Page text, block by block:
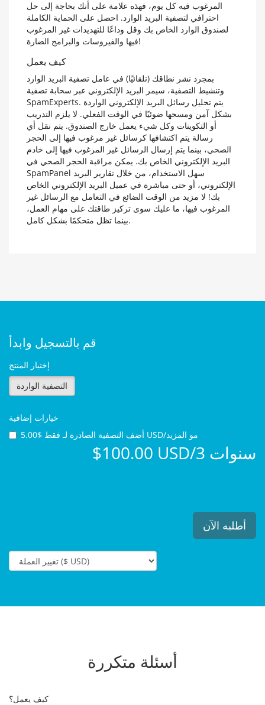
المرغوب فيه كل يوم، فهذه علامة على أنك بحاجة إلى حل
احترافي لتصفية البريد الوارد. احصل على الحماية الكاملة
لصندوق الوارد الخاص بك وقل وداعًا للتهديدات غير المرغوب
فيها والفيروسات والبرامج الضارة!
كيف يعمل
بمجرد نشر نطاقك (تلقائيًا) في عامل تصفية البريد الوارد
وتنشيط التصفية، سيمر البريد الإلكتروني عبر سحابة تصفية
SpamExperts. يتم تحليل رسائل البريد الإلكتروني الواردة
بشكل آمن ومسحها ضوئيًا في الوقت الفعلي. لا يلزم التدريب
أو التكوينات وكل شيء يعمل خارج الصندوق. يتم نقل أي
رسالة يتم اكتشافها كرسائل غير مرغوب فيها إلى الحجر
الصحي، بينما يتم إرسال الرسائل غير المرغوب فيها إلى خادم
البريد الإلكتروني الخاص بك. يمكن مراقبة الحجر الصحي في
SpamPanel سهل الاستخدام، من خلال تقارير البريد
الإلكتروني، أو حتى مباشرة في عميل البريد الإلكتروني الخاص
بك! لا مزيد من الوقت الضائع في التعامل مع الرسائل غير
المرغوب فيها، ما عليك سوى تركيز طاقتك على مهام العمل،
بينما تظل متحكمًا بشكل كامل.
قم بالتسجيل وابدأ
إختيار المنتج
التصفية الواردة
خيارات إضافية
أضف التصفية الصادرة لـ فقط $5.00 USD/مو المزيد
$100.00 USD/3 سنوات
أطلبه الآن
أسئلة متكررة
كيف يعمل؟